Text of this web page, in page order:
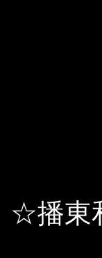
☆播東